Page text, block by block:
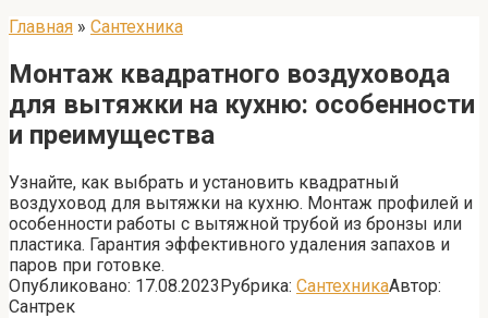
Главная » Сантехника
Монтаж квадратного воздуховода
для вытяжки на кухню: особенности
и преимущества
Узнайте, как выбрать и установить квадратный
воздуховод для вытяжки на кухню. Монтаж профилей и
особенности работы с вытяжной трубой из бронзы или
пластика. Гарантия эффективного удаления запахов и
паров при готовке.
Опубликовано: 17.08.2023Рубрика: СантехникаАвтор:
Сантрек